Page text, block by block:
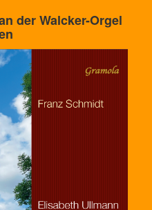
der Walcker-Orgel